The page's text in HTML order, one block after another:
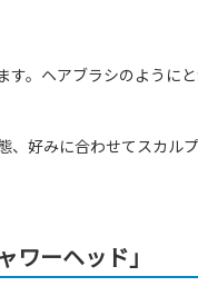
。ヘアブラシのように
好みに合わせてスカル
ワーヘッド」